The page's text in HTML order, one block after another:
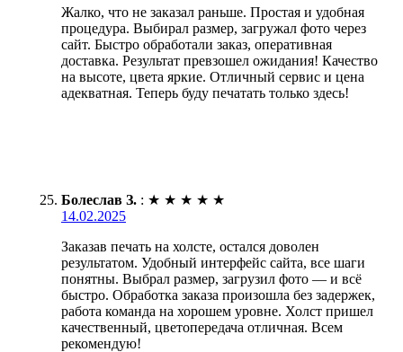
Жалко, что не заказал раньше. Простая и удобная
процедура. Выбирал размер, загружал фото через
сайт. Быстро обработали заказ, оперативная
доставка. Результат превзошел ожидания! Качество
на высоте, цвета яркие. Отличный сервис и цена
адекватная. Теперь буду печатать только здесь!
Болеслав З. : ★ ★ ★ ★ ★
14.02.2025
Заказав печать на холсте, остался доволен
результатом. Удобный интерфейс сайта, все шаги
понятны. Выбрал размер, загрузил фото — и всё
быстро. Обработка заказа произошла без задержек,
работа команда на хорошем уровне. Холст пришел
качественный, цветопередача отличная. Всем
рекомендую!